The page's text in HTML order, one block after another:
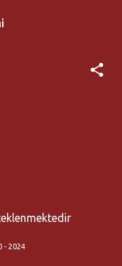
- 2024